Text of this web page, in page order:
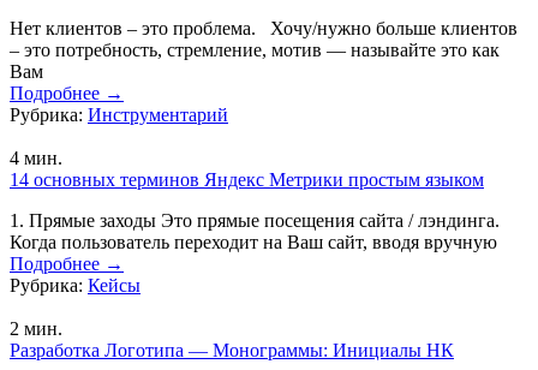
Нет клиентов – это проблема. Хочу/нужно больше клиентов
– это потребность, стремление, мотив — называйте это как
Вам
Подробнее →
Рубрика: Инструментарий
4 мин.
14 основных терминов Яндекс Метрики простым языком
1. Прямые заходы Это прямые посещения сайта / лэндинга.
Когда пользователь переходит на Ваш сайт, вводя вручную
Подробнее →
Рубрика: Кейсы
2 мин.
Разработка Логотипа — Монограммы: Инициалы НК